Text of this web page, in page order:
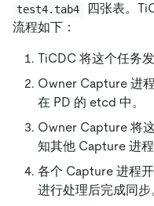
test4.tab4
四张表。
流程如下：
TiCDC 将这个任务
Owner Capture 进
在 PD 的 etcd 中。
Owner Capture 将
知其他 Capture 进程
各个 Capture 进程
进行处理后完成同步